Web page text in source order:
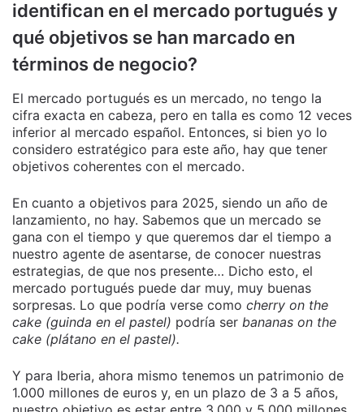
identifican en el mercado portugués y
qué objetivos se han marcado en
términos de negocio?
El mercado portugués es un mercado, no tengo la
cifra exacta en cabeza, pero en talla es como 12 veces
inferior al mercado español. Entonces, si bien yo lo
considero estratégico para este año, hay que tener
objetivos coherentes con el mercado.
En cuanto a objetivos para 2025, siendo un año de
lanzamiento, no hay. Sabemos que un mercado se
gana con el tiempo y que queremos dar el tiempo a
nuestro agente de asentarse, de conocer nuestras
estrategias, de que nos presente… Dicho esto, el
mercado portugués puede dar muy, muy buenas
sorpresas. Lo que podría verse como cherry on the
cake (guinda en el pastel) podría ser bananas on the
cake (plátano en el pastel).
Y para Iberia, ahora mismo tenemos un patrimonio de
1.000 millones de euros y, en un plazo de 3 a 5 años,